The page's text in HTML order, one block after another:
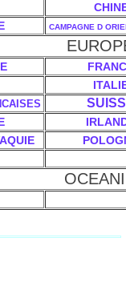
CAMPAGNE D